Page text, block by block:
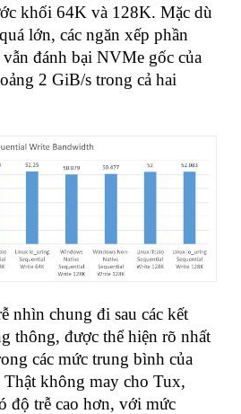
khối 64K và 128K. Mặc dù
lớn, các ngăn xếp phần
đánh bại NVMe gốc của
2 GiB/s trong cả hai
nhìn chung đi sau các kết
thông, được thể hiện rõ nhất
các mức trung bình của
không may cho Tux,
độ trễ cao hơn, với mức